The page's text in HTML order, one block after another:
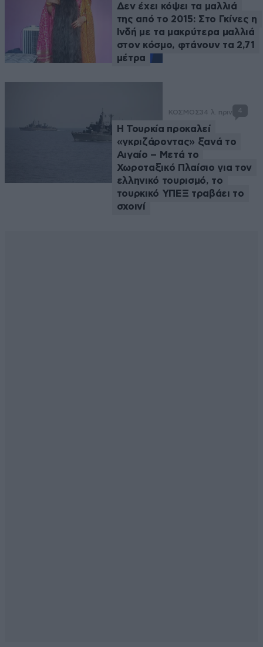
Δεν έχει κόψει τα μαλλιά
της από το 2015: Στο Γκίνες η
Ινδή με τα μακρύτερα μαλλιά
στον κόσμο, φτάνουν τα 2,71
μέτρα
ΚΟΣΜΟΣ34 λ. πριν 4
Η Τουρκία προκαλεί
«γκριζάροντας» ξανά το
Αιγαίο – Μετά το
Χωροταξικό Πλαίσιο για τον
ελληνικό τουρισμό, το
τουρκικό ΥΠΕΞ τραβάει το
σχοινί